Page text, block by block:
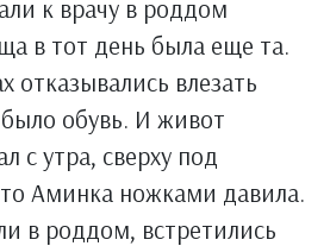
к врачу в роддом
в тот день была еще та.
отказывались влезать
обувь. И живот
с утра, сверху под
Аминка ножками давила.
в роддом, встретились